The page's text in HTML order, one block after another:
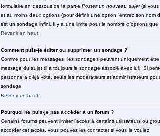
formulaire en dessous de la partie Poster un nouveau sujet(si vous
et au moins deux options (pour définir une option, entrez son nom
est un sondage infini. Il y a une limite pour le nombre d'options
Revenir en haut
Comment puis-je éditer ou supprimer un sondage ?
Comme pour les messages, les sondages peuvent uniquement
message du sujet (il a toujours le sondage associé avec lui). Si
personne a déjà voté, seuls les modérateurs et administrateurs
sondage.
Revenir en haut
Pourquoi ne puis-je pas accéder à un forum ?
Certains forums peuvent limiter l'accès à certains utilisateurs ou
accorder cet accès, vous pouvez les contacter si vous le voulez.